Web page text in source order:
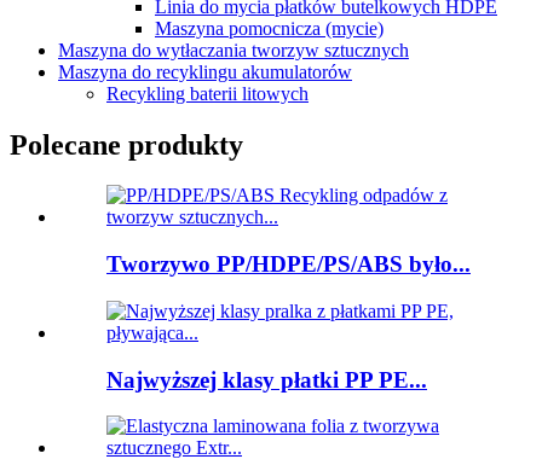
Linia do mycia płatków butelkowych HDPE
Maszyna pomocnicza (mycie)
Maszyna do wytłaczania tworzyw sztucznych
Maszyna do recyklingu akumulatorów
Recykling baterii litowych
Polecane produkty
Tworzywo PP/HDPE/PS/ABS było...
Najwyższej klasy płatki PP PE...